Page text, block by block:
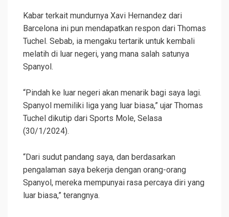
Kabar terkait mundurnya Xavi Hernandez dari
Barcelona ini pun mendapatkan respon dari Thomas
Tuchel. Sebab, ia mengaku tertarik untuk kembali
melatih di luar negeri, yang mana salah satunya
Spanyol.
“Pindah ke luar negeri akan menarik bagi saya lagi.
Spanyol memiliki liga yang luar biasa,” ujar Thomas
Tuchel dikutip dari Sports Mole, Selasa
(30/1/2024).
“Dari sudut pandang saya, dan berdasarkan
pengalaman saya bekerja dengan orang-orang
Spanyol, mereka mempunyai rasa percaya diri yang
luar biasa,” terangnya.